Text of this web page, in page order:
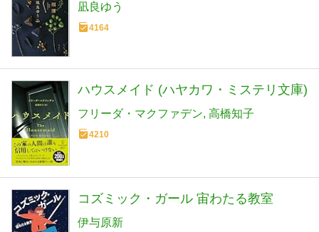
凪良ゆう
4164
ハウスメイド (ハヤカワ・ミステリ文庫)
フリーダ・マクファデン 高橋知子
4210
コズミック・ガール 宙わたる教室
伊与原新